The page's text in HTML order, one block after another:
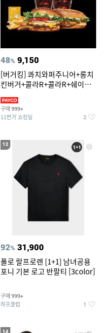
48% 9,150
[버거킹] 콰치와퍼주니어+롱치
킨버거+콜라R+콜라R+쉐이킹
구매 999+
11번가 쇼킹딜 2
12
92% 31,900
폴로 랄프로렌 [1+1] 남녀공용
포니 기본 로고 반팔티 [3color]
구매 999+
하프클럽 1
14